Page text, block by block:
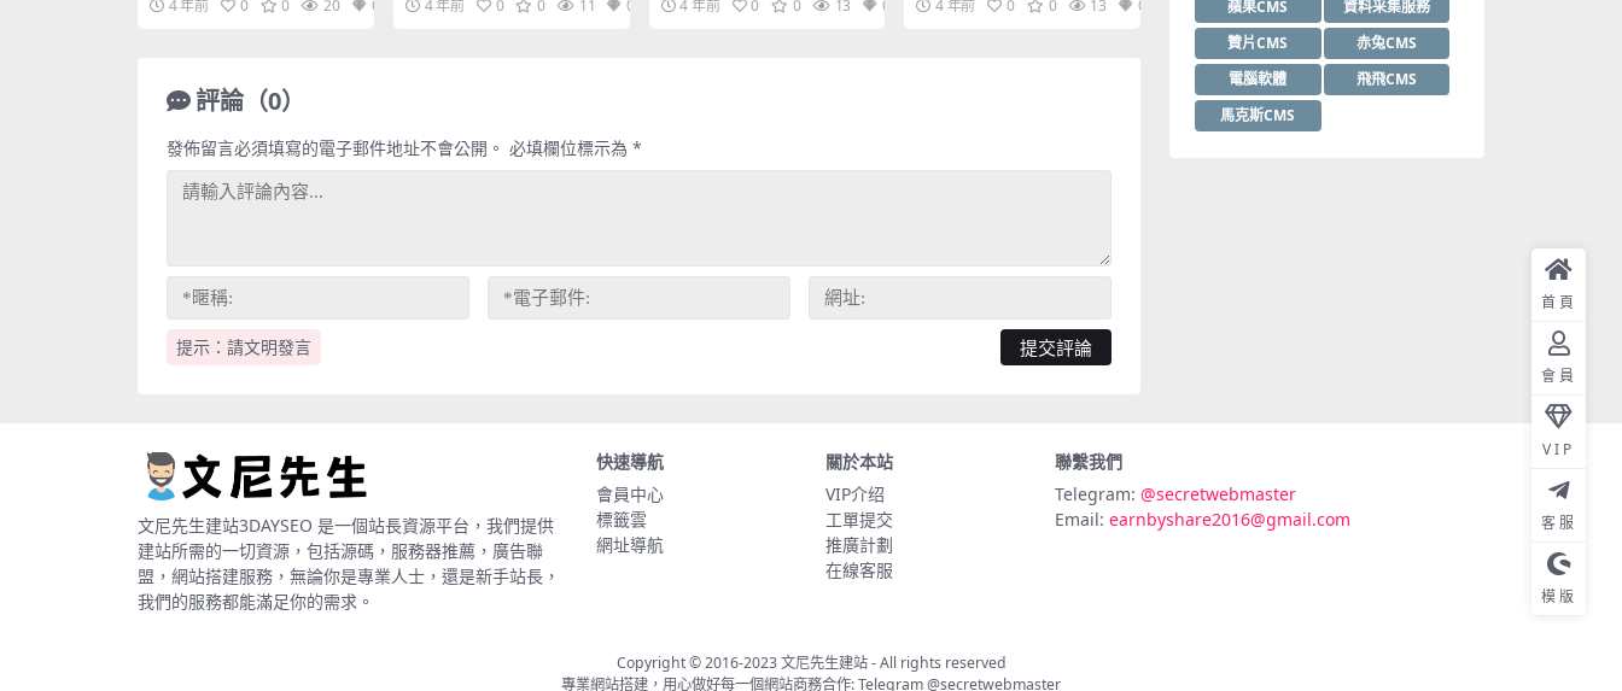
4 年前 0 0 20 0 4 年前 0 0 11 0 4 年前 0 0 13 0 4 年前 0 0 13 0
評論（0）
提示：請文明發言
發佈留言必須填寫的電子郵件地址不會公開。 必填欄位標示為 *
蘋果CMS
資料采集服務
贊片CMS
赤兔CMS
電腦軟體
飛飛CMS
馬克斯CMS
文尼先生建站3DAYSEO 是一個站長資源平台，我們提供
建站所需的一切資源，包括源碼，服務器推薦，廣告聯
盟，網站搭建服務，無論你是專業人士，還是新手站長，
我們的服務都能滿足你的需求。
快速導航
會員中心
標籤雲
網址導航
關於本站
VIP介绍
工單提交
推廣計劃
在線客服
聯繫我們
Telegram: @secretwebmaster
Email: earnbyshare2016@gmail.com
Copyright © 2016-2023文尼先生建站- All rights reserved
專業網站搭建，用心做好每一個網站商務合作: Telegram@secretwebmaster
首頁
會員
VIP
客服
模版